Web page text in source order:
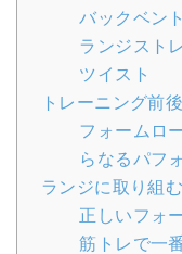
バックベント
ランジスト
ツイスト
トレーニング前
フォームロ
らなるパフ
ランジに取り組
正しいフォ
筋トレで一